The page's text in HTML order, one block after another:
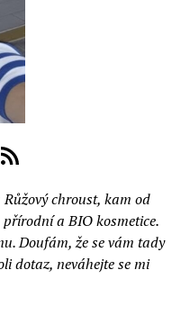
RSS zdroj
chroust, kam od
přírodní a BIO kosmetice.
Doufám, že se vám tady
dotaz, neváhejte se mi